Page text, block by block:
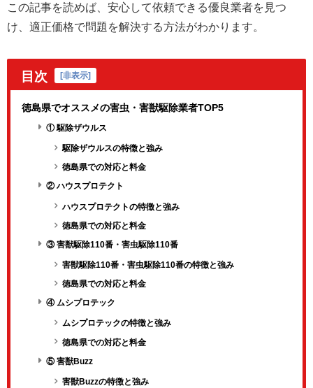
この記事を読めば、安心して依頼できる優良業者を見つ
け、適正価格で問題を解決する方法がわかります。
目次 [非表示]
徳島県でオススメの害虫・害獣駆除業者TOP5
① 駆除ザウルス
駆除ザウルスの特徴と強み
徳島県での対応と料金
② ハウスプロテクト
ハウスプロテクトの特徴と強み
徳島県での対応と料金
③ 害獣駆除110番・害虫駆除110番
害獣駆除110番・害虫駆除110番の特徴と強み
徳島県での対応と料金
④ ムシプロテック
ムシプロテックの特徴と強み
徳島県での対応と料金
⑤ 害獣Buzz
害獣Buzzの特徴と強み